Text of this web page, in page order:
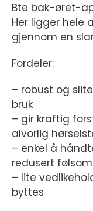
Bte bak-øret-
Her ligger hele
gjennom en
Fordeler:
– robust og
bruk
– gir kraftig
alvorlig
– enkel å
redusert
– lite
byttes